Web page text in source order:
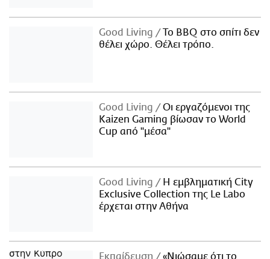
Good Living
Το BBQ στο σπίτι δεν
θέλει χώρο. Θέλει τρόπο.
Good Living
Οι εργαζόμενοι της
Kaizen Gaming βίωσαν το World
Cup από "μέσα"
Good Living
Η εμβληματική City
Exclusive Collection της Le Labo
έρχεται στην Αθήνα